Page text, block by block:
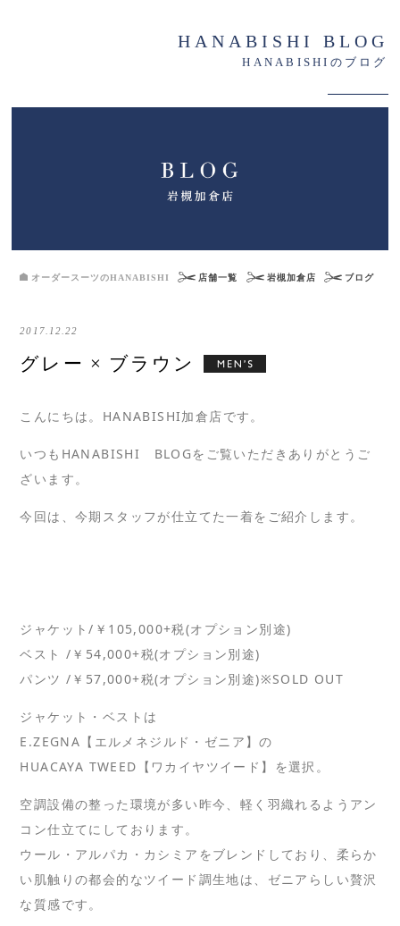
HANABISHI BLOG
HANABISHIのブログ
オーダースーツのHANABISHI 店舗一覧 岩槻加倉店 ブログ
2017.12.22
グレー × ブラウン
こんにちは。HANABISHI加倉店です。
いつもHANABISHI BLOGをご覧いただきありがとうご
ざいます。
今回は、今期スタッフが仕立てた一着をご紹介します。
ジャケット/￥105,000+税(オプション別途)
ベスト /￥54,000+税(オプション別途)
パンツ /￥57,000+税(オプション別途)※SOLD OUT
ジャケット・ベストは
E.ZEGNA【エルメネジルド・ゼニア】の
HUACAYA TWEED【ワカイヤツイード】を選択。
空調設備の整った環境が多い昨今、軽く羽織れるようアン
コン仕立てにしております。
ウール・アルパカ・カシミアをブレンドしており、柔らか
い肌触りの都会的なツイード調生地は、ゼニアらしい贅沢
な質感です。